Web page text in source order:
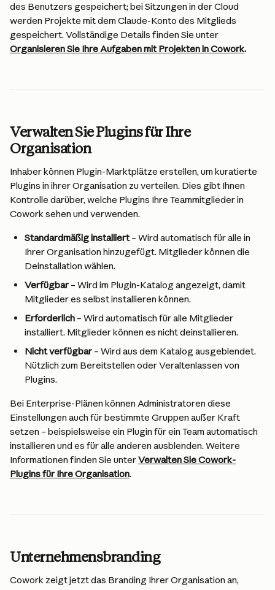
des Benutzers gespeichert; bei Sitzungen in der Cloud
werden Projekte mit dem Claude-Konto des Mitglieds
gespeichert. Vollständige Details finden Sie unter
Organisieren Sie Ihre Aufgaben mit Projekten in Cowork.
Verwalten Sie Plugins für Ihre
Organisation
Inhaber können Plugin-Marktplätze erstellen, um kuratierte
Plugins in ihrer Organisation zu verteilen. Dies gibt Ihnen
Kontrolle darüber, welche Plugins Ihre Teammitglieder in
Cowork sehen und verwenden.
Standardmäßig installiert – Wird automatisch für alle in
Ihrer Organisation hinzugefügt. Mitglieder können die
Deinstallation wählen.
Verfügbar – Wird im Plugin-Katalog angezeigt, damit
Mitglieder es selbst installieren können.
Erforderlich – Wird automatisch für alle Mitglieder
installiert. Mitglieder können es nicht deinstallieren.
Nicht verfügbar – Wird aus dem Katalog ausgeblendet.
Nützlich zum Bereitstellen oder Veraltenlassen von
Plugins.
Bei Enterprise-Plänen können Administratoren diese
Einstellungen auch für bestimmte Gruppen außer Kraft
setzen – beispielsweise ein Plugin für ein Team automatisch
installieren und es für alle anderen ausblenden. Weitere
Informationen finden Sie unter Verwalten Sie Cowork-
Plugins für Ihre Organisation.
Unternehmensbranding
Cowork zeigt jetzt das Branding Ihrer Organisation an,